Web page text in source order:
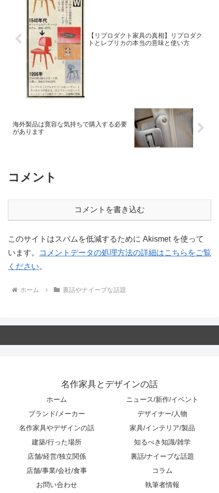
【リプロダクト家具の真相】リプロダク
トとレプリカの本当の意味と使い方
海外製品は寛容な気持ちで購入する必要
があります
コメント
コメントを書き込む
このサイトはスパムを低減するために Akismet を使って
います。
コメントデータの処理方法の詳細はこちらをご覧
ください。
ホーム 裏話やナイーブな話題
名作家具とデザインの話
ホーム
ニュース/新作/イベント
ブランド/メーカー
デザイナー/人物
名作家具やデザインの話
家具/インテリア/製品
建築/行った場所
知るべき知識/雑学
店舗/経営/独立関係
裏話/ナイーブな話題
店舗/事業/会社/食事
コラム
お問い合わせ
執筆者情報